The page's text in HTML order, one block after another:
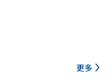
更多